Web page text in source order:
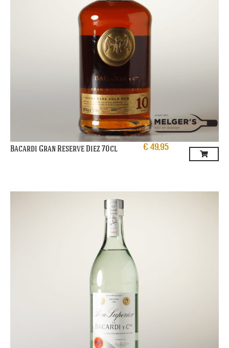
Bacardi Gran Reserve Diez 70cl € 49,95